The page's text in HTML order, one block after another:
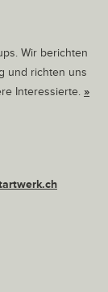
Wir berichten
und richten uns
Interessierte. »